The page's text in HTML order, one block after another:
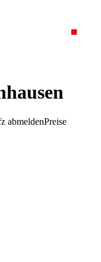
abmeldenPreise